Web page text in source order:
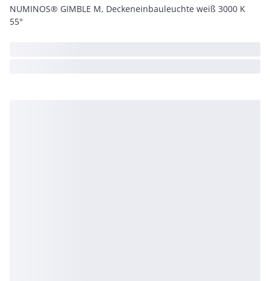
NUMINOS® GIMBLE M, Deckeneinbauleuchte weiß 3000 K
55°